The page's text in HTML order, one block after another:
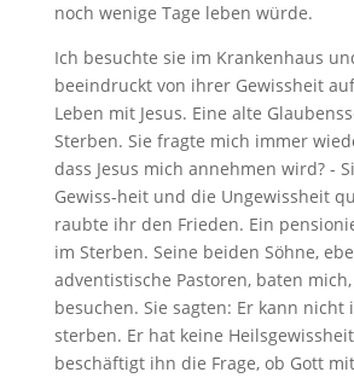
noch wenige Tage leben würde.
Ich besuchte sie im Krankenhaus
beeindruckt von ihrer Gewissheit
Leben mit Jesus. Eine alte
Sterben. Sie fragte mich immer
dass Jesus mich annehmen wird? -
Gewiss-heit und die Ungewissheit
raubte ihr den Frieden. Ein
im Sterben. Seine beiden Söhne,
adventistische Pastoren, baten
besuchen. Sie sagten: Er kann nicht
sterben. Er hat keine
beschäftigt ihn die Frage, ob Gott